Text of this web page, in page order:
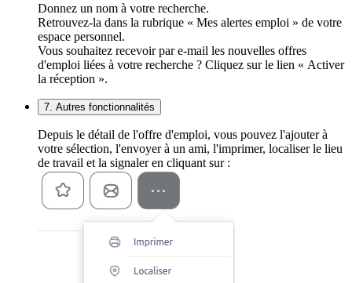
Donnez un nom à votre recherche.
Retrouvez-la dans la rubrique « Mes alertes emploi » de votre
espace personnel.
Vous souhaitez recevoir par e-mail les nouvelles offres
d'emploi liées à votre recherche ? Cliquez sur le lien « Activer
la réception ».
7. Autres fonctionnalités
Depuis le détail de l'offre d'emploi, vous pouvez l'ajouter à
votre sélection, l'envoyer à un ami, l'imprimer, localiser le lieu
de travail et la signaler en cliquant sur :